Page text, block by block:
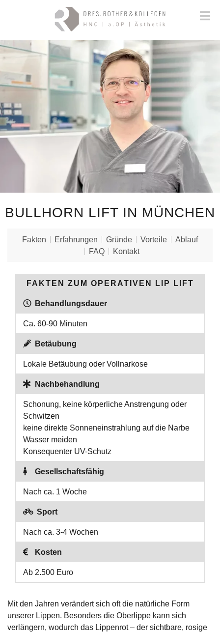
BULLHORN LIFT IN MÜNCHEN
Fakten Erfahrungen Gründe Vorteile
Ablauf
FAQ
Kontakt
FAKTEN ZUM OPERATIVEN LIP LIFT
Behandlungsdauer
Ca. 60-90 Minuten
Betäubung
Lokale Betäubung oder Vollnarkose
Nachbehandlung
Schonung, keine körperliche Anstrengung oder
Schwitzen
keine direkte Sonneneinstrahlung auf die Narbe
Wasser meiden
Konsequenter UV-Schutz
Gesellschaftsfähig
Nach ca. 1 Woche
Sport
Nach ca. 3-4 Wochen
Kosten
Ab 2.500 Euro
Mit den Jahren verändert sich oft die natürliche Form
unserer Lippen. Besonders die Oberlippe kann sich
verlängern, wodurch das Lippenrot – der sichtbare, rosige